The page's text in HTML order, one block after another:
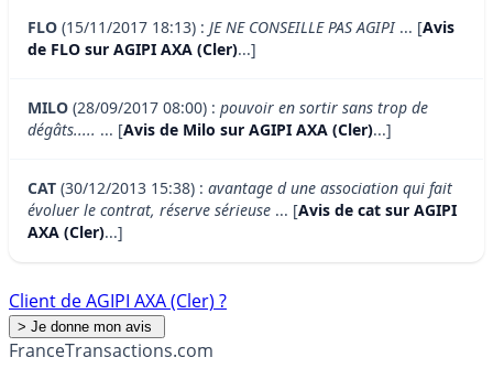
FLO (15/11/2017 18:13) : JE NE CONSEILLE PAS AGIPI... [Avis
de FLO sur AGIPI AXA (Cler)...]
MILO (28/09/2017 08:00) : pouvoir en sortir sans trop de
dégâts..... ... [Avis de Milo sur AGIPI AXA (Cler)...]
CAT (30/12/2013 15:38) : avantage d une association qui fait
évoluer le contrat, réserve sérieuse ... [Avis de cat sur AGIPI
AXA (Cler)...]
Client de AGIPI AXA (Cler) ?
FranceTransactions.com